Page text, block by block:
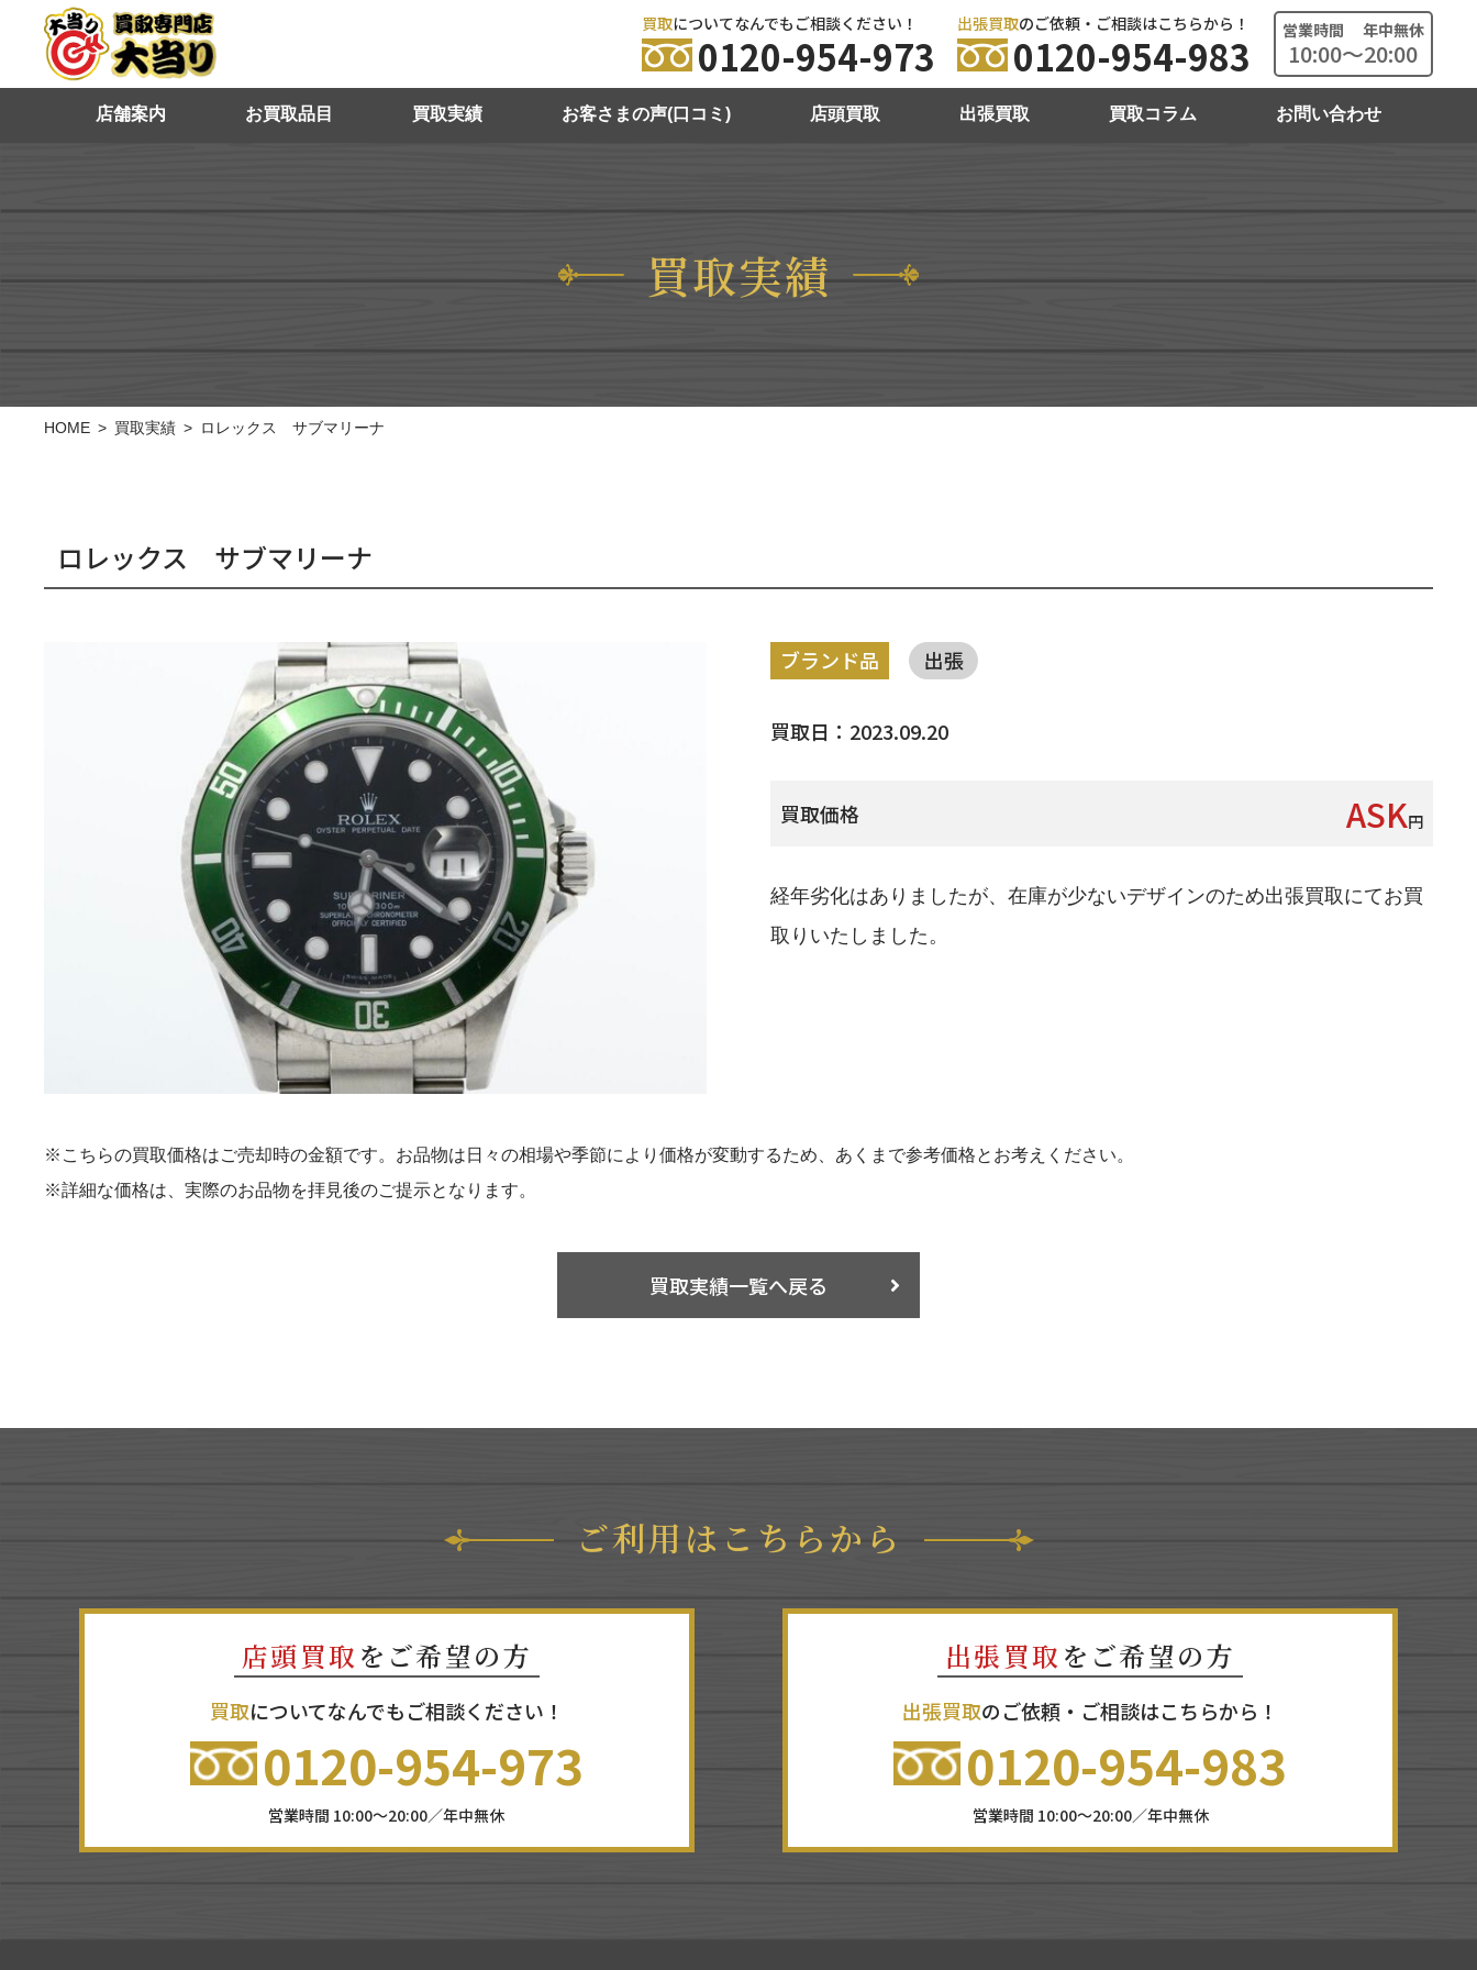
買取についてなんでもご相談ください！
0120-954-973
出張買取のご依頼・ご相談はこちらから！
0120-954-983
営業時間 年中無休
10:00～20:00
店舗案内 お買取品目 買取実績 お客さまの声(口コミ) 店頭買取 出張買取 買取コラム お問い合わせ
買取実績
HOME 買取実績 ロレックス サブマリーナ
ロレックス サブマリーナ
ブランド品 出張
買取日：2023.09.20
買取価格 ASK円
経年劣化はありましたが、在庫が少ないデザインのため出張買取にてお買
取りいたしました。
※こちらの買取価格はご売却時の金額です。お品物は日々の相場や季節により価格が変動するため、あくまで参考価格とお考えください。
※詳細な価格は、実際のお品物を拝見後のご提示となります。
買取実績一覧へ戻る
ご利用はこちらから
店頭買取をご希望の方
買取についてなんでもご相談ください！
0120-954-973
営業時間 10:00～20:00／年中無休
出張買取をご希望の方
出張買取のご依頼・ご相談はこちらから！
0120-954-983
営業時間 10:00～20:00／年中無休